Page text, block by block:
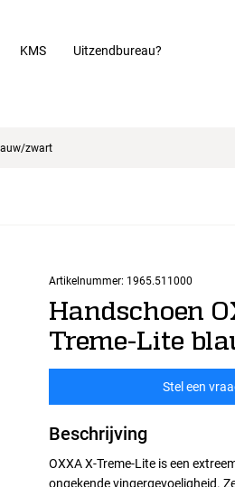
KMS Uitzendbureau?
zwart
Artikelnummer: 1965.511000
Handschoen
Treme-Lite
Stel een
Beschrijving
OXXA X-Treme-Lite is een
ongekende vingergevoeligheid.